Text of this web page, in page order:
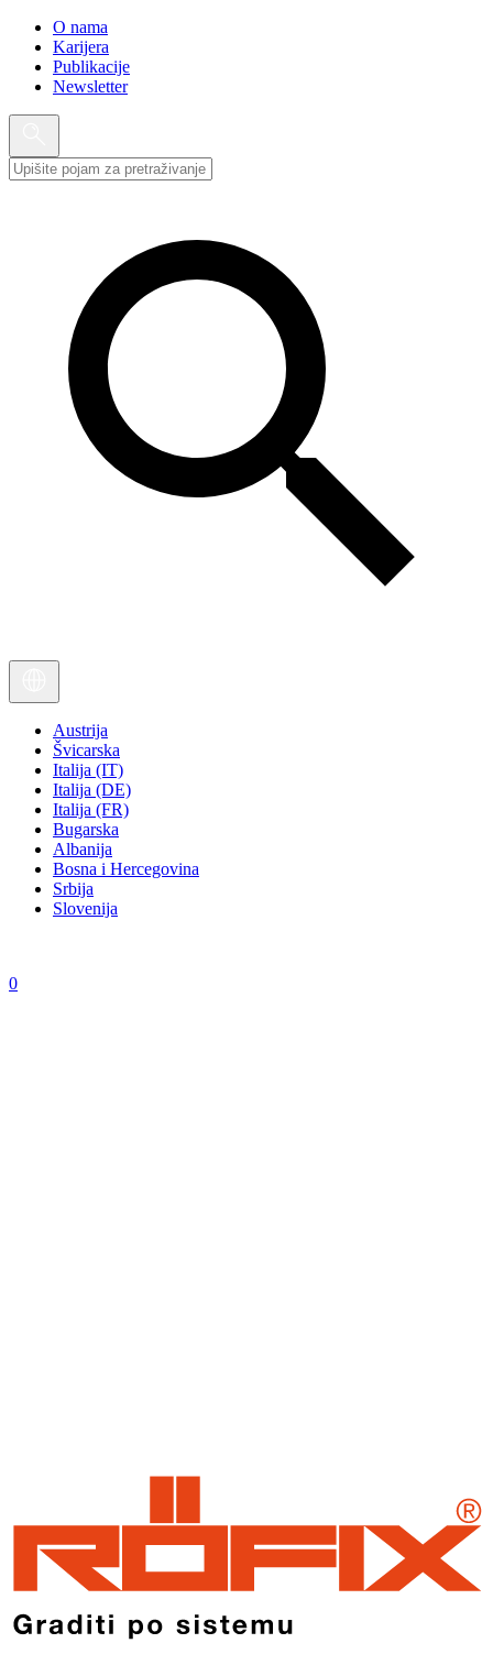
O nama
Karijera
Publikacije
Newsletter
Austrija
Švicarska
Italija (IT)
Italija (DE)
Italija (FR)
Bugarska
Albanija
Bosna i Hercegovina
Srbija
Slovenija
0